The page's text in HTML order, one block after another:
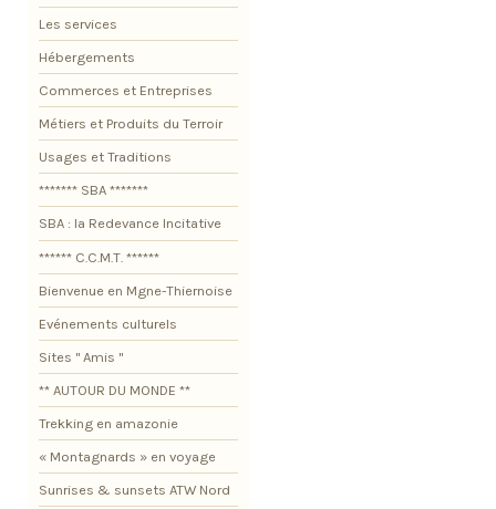
Les services
Hébergements
Commerces et Entreprises
Métiers et Produits du Terroir
Usages et Traditions
******* SBA *******
SBA : la Redevance Incitative
****** C.C.M.T. ******
Bienvenue en Mgne-Thiernoise
Evénements culturels
Sites " Amis "
** AUTOUR DU MONDE **
Trekking en amazonie
« Montagnards » en voyage
Sunrises & sunsets ATW Nord